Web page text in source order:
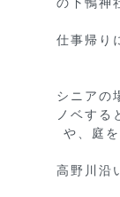
仕事帰り
シニアの
ノベする
や、庭
高野川沿